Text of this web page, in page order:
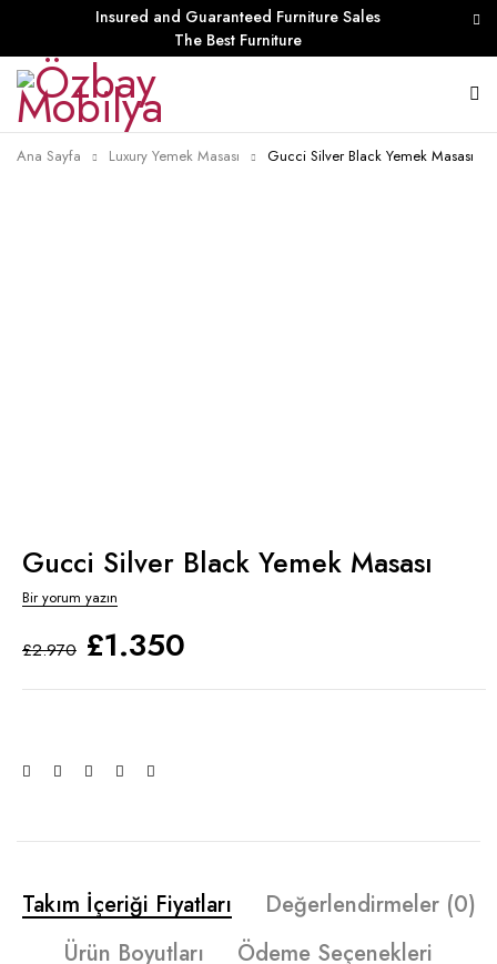
Insured and Guaranteed Furniture Sales
The Best Furniture
Ana Sayfa Luxury Yemek Masası Gucci Silver Black Yemek Masası
Gucci Silver Black Yemek Masası
Bir yorum yazın
£2.970 £1.350
Takım İçeriği Fiyatları
Değerlendirmeler (0)
Ürün Boyutları
Ödeme Seçenekleri